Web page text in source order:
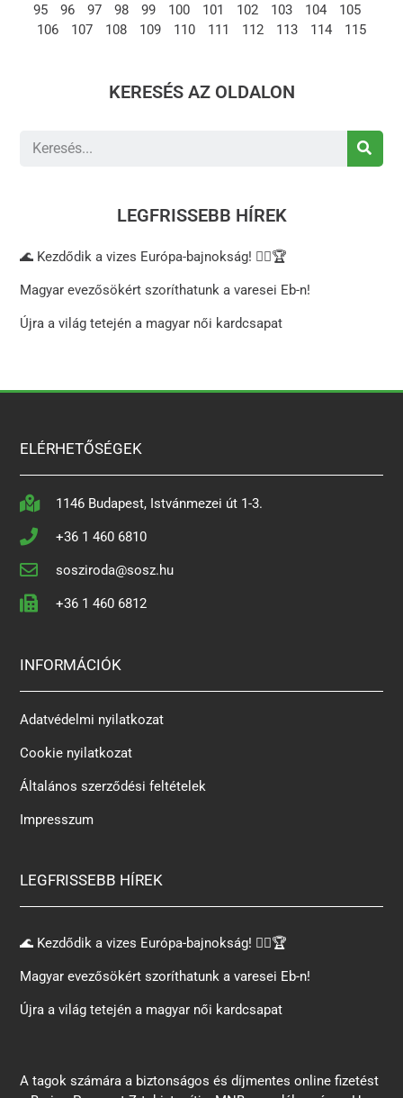
95
96 97 98 99 100 101 102 103 104
105
106
107 108 109 110 111 112 113 114 115
KERESÉS AZ OLDALON
LEGFRISSEBB HÍREK
🌊 Kezdődik a vizes Európa-bajnokság! 🏊‍♂️🏆
Magyar evezősökért szoríthatunk a varesei Eb-n!
Újra a világ tetején a magyar női kardcsapat
ELÉRHETŐSÉGEK
1146 Budapest, Istvánmezei út 1-3.
+36 1 460 6810
sosziroda@sosz.hu
+36 1 460 6812
INFORMÁCIÓK
Adatvédelmi nyilatkozat
Cookie nyilatkozat
Általános szerződési feltételek
Impresszum
LEGFRISSEBB HÍREK
🌊 Kezdődik a vizes Európa-bajnokság! 🏊‍♂️🏆
Magyar evezősökért szoríthatunk a varesei Eb-n!
Újra a világ tetején a magyar női kardcsapat
A tagok számára a biztonságos és díjmentes online fizetést